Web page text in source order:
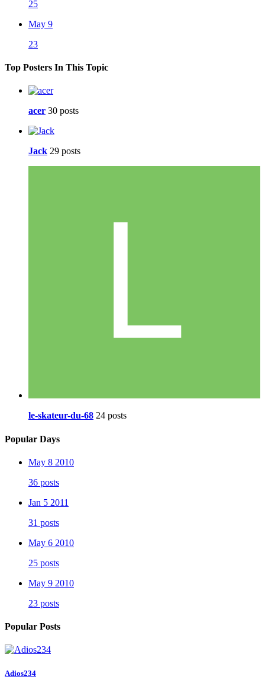
25
May 9
23
Top Posters In This Topic
acer 30 posts
Jack 29 posts
le-skateur-du-68 24 posts
Popular Days
May 8 2010
36 posts
Jan 5 2011
31 posts
May 6 2010
25 posts
May 9 2010
23 posts
Popular Posts
Adios234